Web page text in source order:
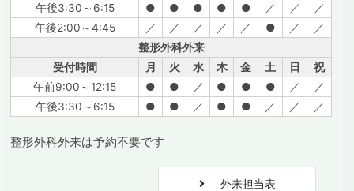
午後3:30～6:15
● ● ● ● ● ／ ／
／
午後2:00～4:45
／ ／ ／ ／ ／ ● ／
／
整形外科外来
受付時間
月 火 水 木 金 土 日
祝
午前9:00～12:15
● ● ／ ● ● ● ／
／
午後3:30～6:15
● ● ／ ● ● ／ ／ ／
整形外科外来は予約不要です
外来担当表